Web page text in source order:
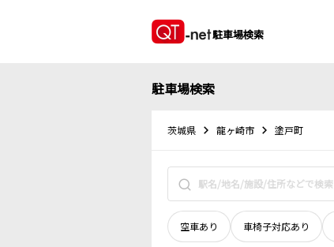
駐車場検索
駐車場検索
茨城県 龍ヶ崎市 塗戸町
空車あり 車椅子対応あり